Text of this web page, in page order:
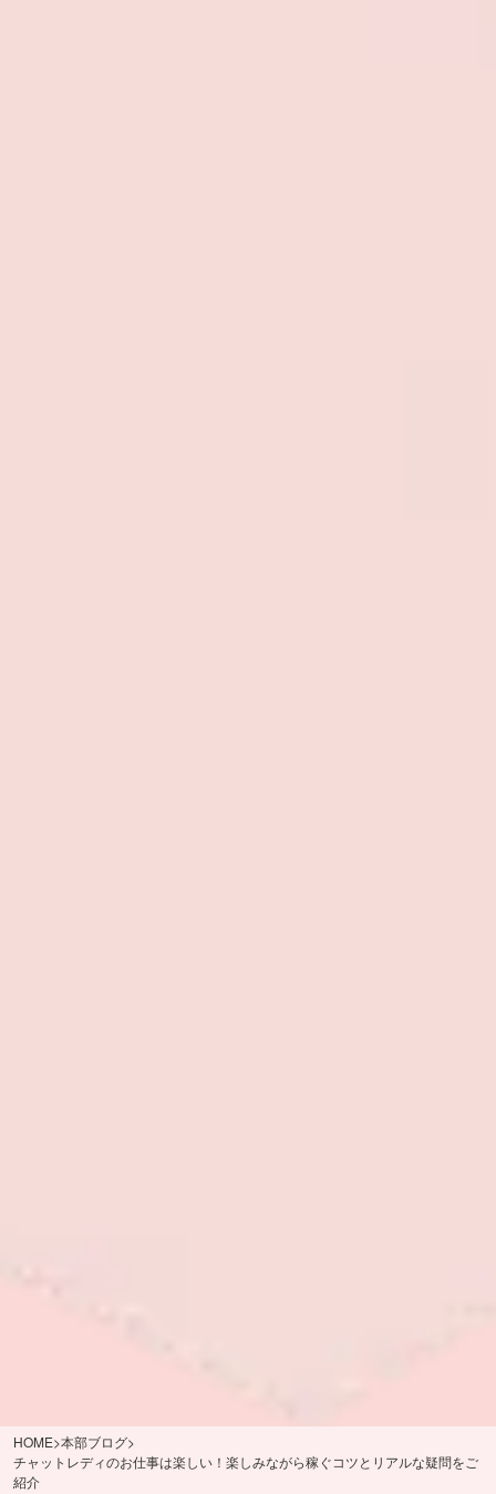
HOME>本部ブログ>
チャットレディのお仕事は楽しい！楽しみながら稼ぐコツとリアルな疑問をご
紹介